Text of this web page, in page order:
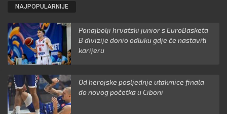
NAJPOPULARNIJE
Ponajbolji hrvatski junior s EuroBasketa
B divizije donio odluku gdje će nastaviti
karijeru
Od herojske posljednje utakmice finala
do novog početka u Ciboni